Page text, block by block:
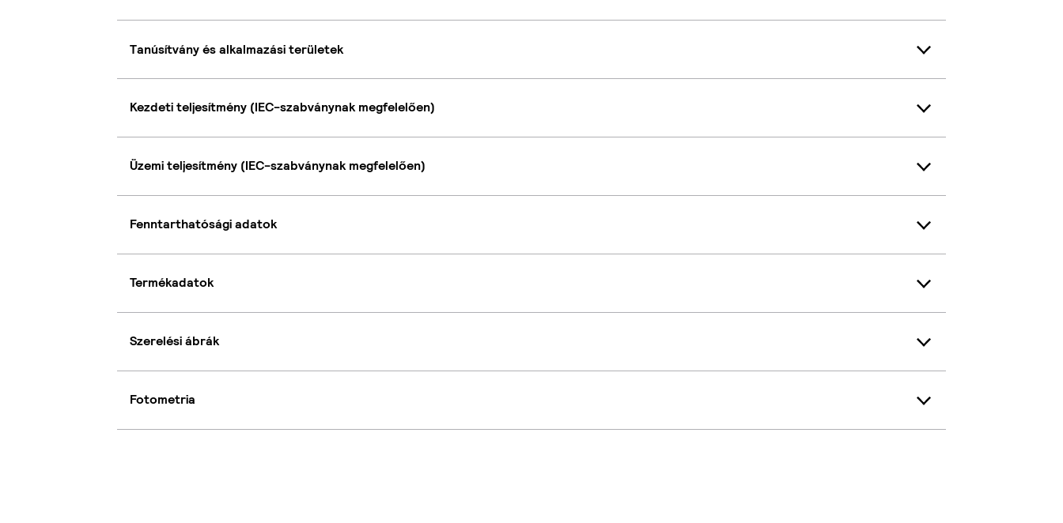
Tanúsítvány és alkalmazási területek
Kezdeti teljesítmény (IEC-szabványnak megfelelően)
Üzemi teljesítmény (IEC-szabványnak megfelelően)
Fenntarthatósági adatok
Termékadatok
Szerelési ábrák
Fotometria